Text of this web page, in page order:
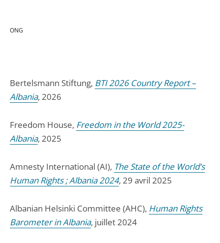
ONG
Bertelsmann Stiftung, BTI 2026 Country Report –
Albania, 2026
Freedom House, Freedom in the World 2025-
Albania, 2025
Amnesty International (AI), The State of the World’s
Human Rights ; Albania 2024, 29 avril 2025
Albanian Helsinki Committee (AHC), Human Rights
Barometer in Albania, juillet 2024